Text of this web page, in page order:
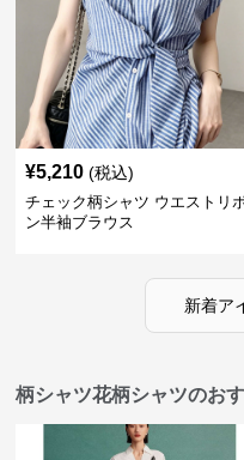
¥5,210 (税込)
チェック柄シャツ ウエストリ
ン半袖ブラウス
新着ア
柄シャツ花柄シャツのお